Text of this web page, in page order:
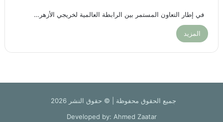
في إطار التعاون المستمر بين الرابطة العالمية لخريجي الأزهر…
المزيد
جميع الحقوق محفوظة | © حقوق النشر 2026
Developed by: Ahmed Zaatar